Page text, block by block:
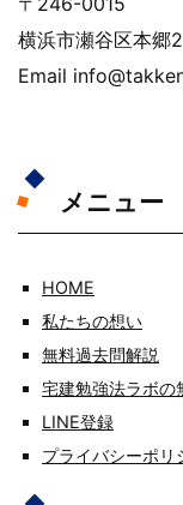
横浜市瀬谷区本郷
Email
メニュー
HOME
私たちの想い
無料過去問解説
宅建勉強法ラボの
LINE登録
プライバシーポリ